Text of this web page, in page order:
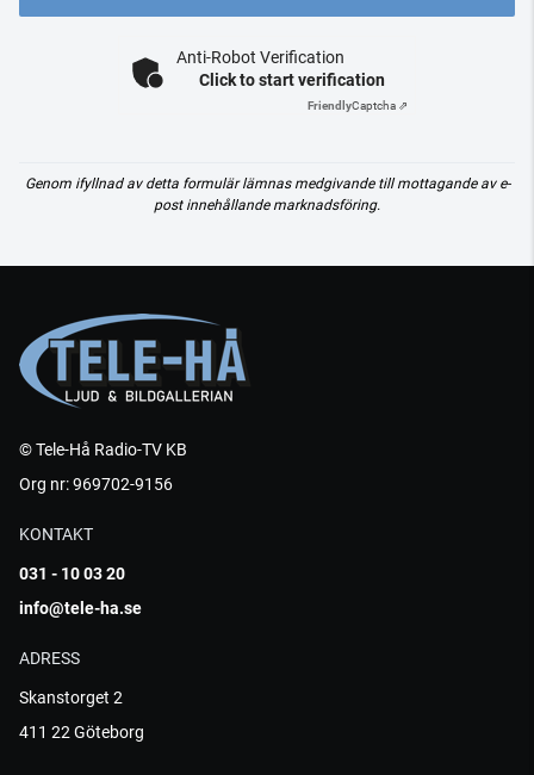
Anti-Robot Verification
Click to start verification
FriendlyCaptcha ⇗
Genom ifyllnad av detta formulär lämnas medgivande till mottagande av e-
post innehållande marknadsföring.
© Tele-Hå Radio-TV KB
Org nr: 969702-9156
KONTAKT
031 - 10 03 20
info@tele-ha.se
ADRESS
Skanstorget 2
411 22 Göteborg